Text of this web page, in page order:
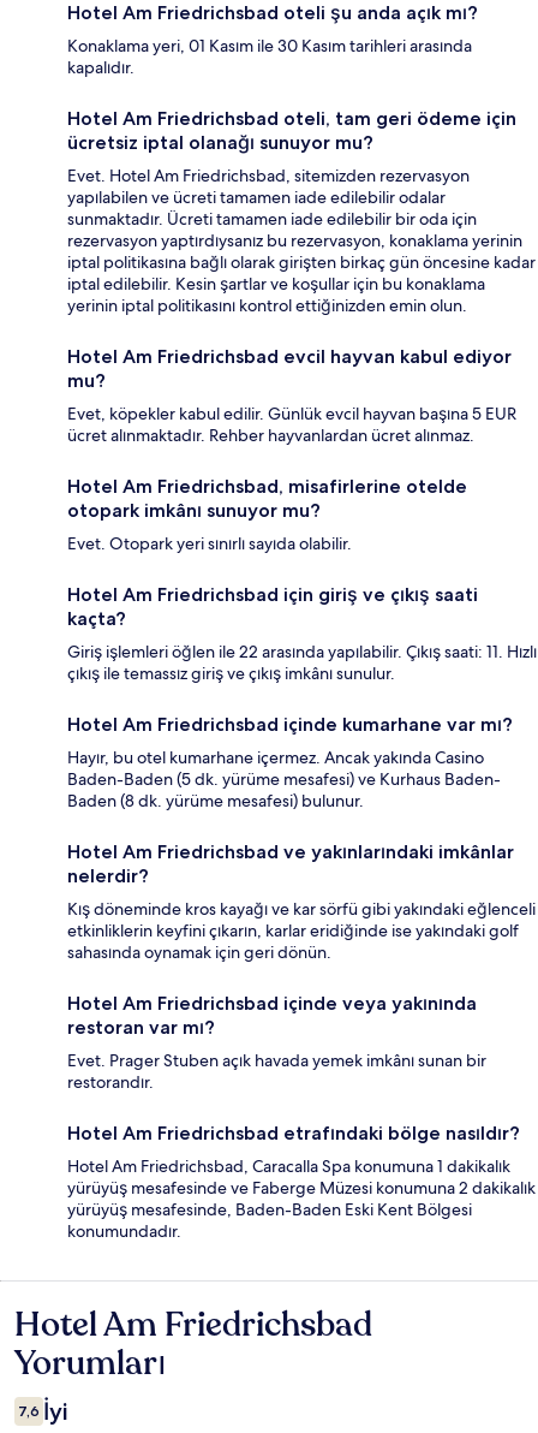
Hotel Am Friedrichsbad oteli şu anda açık mı?
Konaklama yeri, 01 Kasım ile 30 Kasım tarihleri arasında
kapalıdır.
Hotel Am Friedrichsbad oteli, tam geri ödeme için
ücretsiz iptal olanağı sunuyor mu?
Evet. Hotel Am Friedrichsbad, sitemizden rezervasyon
yapılabilen ve ücreti tamamen iade edilebilir odalar
sunmaktadır. Ücreti tamamen iade edilebilir bir oda için
rezervasyon yaptırdıysanız bu rezervasyon, konaklama yerinin
iptal politikasına bağlı olarak girişten birkaç gün öncesine kadar
iptal edilebilir. Kesin şartlar ve koşullar için bu konaklama
yerinin iptal politikasını kontrol ettiğinizden emin olun.
Hotel Am Friedrichsbad evcil hayvan kabul ediyor
mu?
Evet, köpekler kabul edilir. Günlük evcil hayvan başına 5 EUR
ücret alınmaktadır. Rehber hayvanlardan ücret alınmaz.
Hotel Am Friedrichsbad, misafirlerine otelde
otopark imkânı sunuyor mu?
Evet. Otopark yeri sınırlı sayıda olabilir.
Hotel Am Friedrichsbad için giriş ve çıkış saati
kaçta?
Giriş işlemleri öğlen ile 22 arasında yapılabilir. Çıkış saati: 11. Hızlı
çıkış ile temassız giriş ve çıkış imkânı sunulur.
Hotel Am Friedrichsbad içinde kumarhane var mı?
Hayır, bu otel kumarhane içermez. Ancak yakında Casino
Baden-Baden (5 dk. yürüme mesafesi) ve Kurhaus Baden-
Baden (8 dk. yürüme mesafesi) bulunur.
Hotel Am Friedrichsbad ve yakınlarındaki imkânlar
nelerdir?
Kış döneminde kros kayağı ve kar sörfü gibi yakındaki eğlenceli
etkinliklerin keyfini çıkarın, karlar eridiğinde ise yakındaki golf
sahasında oynamak için geri dönün.
Hotel Am Friedrichsbad içinde veya yakınında
restoran var mı?
Evet. Prager Stuben açık havada yemek imkânı sunan bir
restorandır.
Hotel Am Friedrichsbad etrafındaki bölge nasıldır?
Hotel Am Friedrichsbad, Caracalla Spa konumuna 1 dakikalık
yürüyüş mesafesinde ve Faberge Müzesi konumuna 2 dakikalık
yürüyüş mesafesinde, Baden-Baden Eski Kent Bölgesi
konumundadır.
Yorumlar
Hotel Am Friedrichsbad
Yorumları
7,6 İyi